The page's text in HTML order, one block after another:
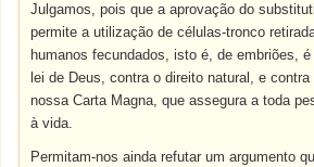
Julgamos, pois que a aprovação do
permite a utilização de células-tronco
humanos fecundados, isto é, de embriões,
lei de Deus, contra o direito natural, e
nossa Carta Magna, que assegura a toda
à vida.
Permitam-nos ainda refutar um argumento